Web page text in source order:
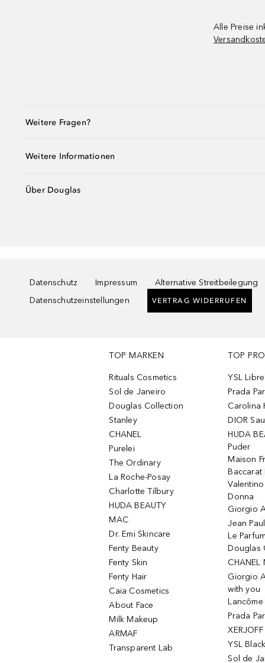
Alle Preise
Weitere Fragen?
Weitere Informationen
Über Douglas
Datenschutz Impressum Alternative Streitbeilegung
Datenschutzeinstellungen
VERTRAG WIDERRUFEN
TOP MARKEN
Rituals Cosmetics
Sol de Janeiro
Douglas Collection
Stanley
CHANEL
Purelei
The Ordinary
La Roche-Posay
Charlotte Tilbury
HUDA BEAUTY
MAC
Dr. Emi Skincare
Fenty Beauty
Fenty Skin
Fenty Hair
Caia Cosmetics
About Face
Milk Makeup
ARMAF
Transparent Lab
TOP
YSL Libre
Prada
Carolina
DIOR
HUDA
Puder
Maison
Baccarat
Donna
Giorgio
Jean
Le Parfum
Douglas
CHANEL
Giorgio
with you
Prada
YSL
Sol de